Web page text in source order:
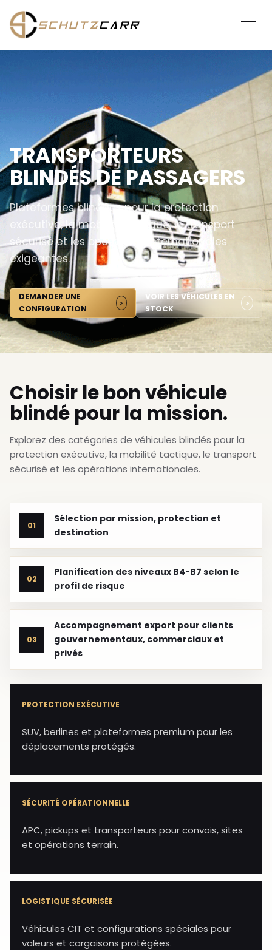
TRANSPORTEURS
BLINDÉS DE PASSAGERS
Plateformes blindées pour la protection
exécutive, la mobilité tactique, le transport
sécurisé et les opérations internationales
exigeantes.
DEMANDER UNE
CONFIGURATION
VOIR LES VÉHICULES EN
STOCK
Choisir le bon véhicule
blindé pour la mission.
Explorez des catégories de véhicules blindés pour la
protection exécutive, la mobilité tactique, le transport
sécurisé et les opérations internationales.
01
Sélection par mission, protection et
destination
02
Planification des niveaux B4-B7 selon le
profil de risque
03
Accompagnement export pour clients
gouvernementaux, commerciaux et
privés
PROTECTION EXÉCUTIVE
SUV, berlines et plateformes premium pour les
déplacements protégés.
SÉCURITÉ OPÉRATIONNELLE
APC, pickups et transporteurs pour convois, sites
et opérations terrain.
LOGISTIQUE SÉCURISÉE
Véhicules CIT et configurations spéciales pour
valeurs et cargaisons protégées.